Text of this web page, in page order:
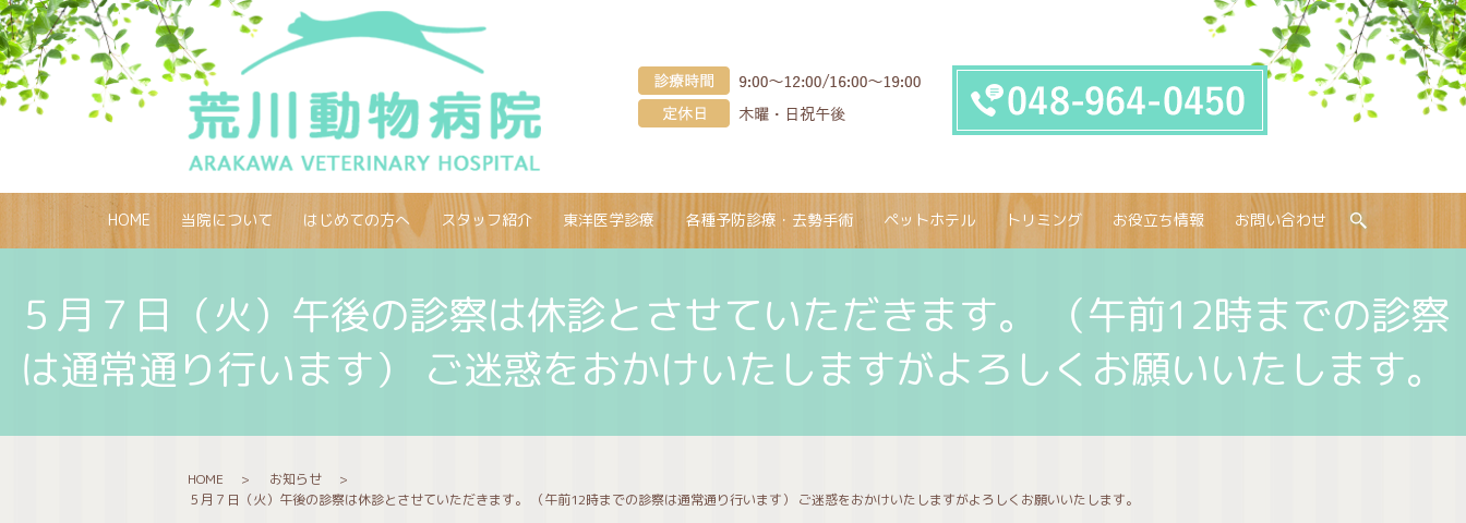
HOME 当院について はじめての方へ スタッフ紹介 東洋医学診療 各種予防診療・去勢手術 ペットホテル トリミング お役立ち情報 お問い合わせ search
５月７日（火）午後の診察は休診とさせていただきます。 （午前12時までの診察
は通常通り行います） ご迷惑をおかけいたしますがよろしくお願いいたします。
HOME
お知らせ
５月７日（火）午後の診察は休診とさせていただきます。 （午前12時までの診察は通常通り行います） ご迷惑をおかけいたしますがよろしくお願いいたします。